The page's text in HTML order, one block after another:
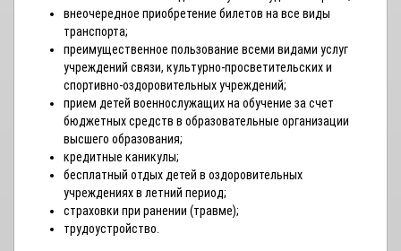
внеочередное приобретение билетов на все виды
транспорта;
преимущественное пользование всеми видами услуг
учреждений связи, культурно-просветительских и
спортивно-оздоровительных учреждений;
прием детей военнослужащих на обучение за счет
бюджетных средств в образовательные организации
высшего образования;
кредитные каникулы;
бесплатный отдых детей в оздоровительных
учреждениях в летний период;
страховки при ранении (травме);
трудоустройство.